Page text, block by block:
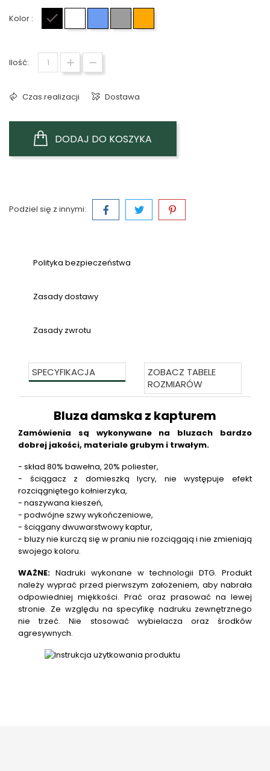
Kolor :
Ilość:
Czas realizacji Dostawa
DODAJ DO KOSZYKA
Podziel się z innymi:
Polityka bezpieczeństwa
Zasady dostawy
Zasady zwrotu
SPECYFIKACJA
ZOBACZ TABELE
ROZMIARÓW
Bluza damska z kapturem
Zamówienia są wykonywane na bluzach bardzo
dobrej jakości, materiale grubym i trwałym.
- skład 80% bawełna, 20% poliester,
- ściągacz z domieszką lycry, nie występuje efekt
rozciągniętego kołnierzyka,
- naszywana kieszeń,
- podwójne szwy wykończeniowe,
- ściągany dwuwarstwowy kaptur,
- bluzy nie kurczą się w praniu nie rozciągają i nie zmieniają
swojego koloru.
WAŻNE: Nadruki wykonane w technologii DTG. Produkt
należy wyprać przed pierwszym założeniem, aby nabrała
odpowiedniej miękkości. Prać oraz prasować na lewej
stronie. Ze względu na specyfikę nadruku zewnętrznego
nie trzeć. Nie stosować wybielacza oraz środków
agresywnych.